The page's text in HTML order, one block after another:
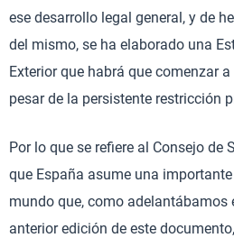
ese desarrollo legal general, y de
del mismo, se ha elaborado una
Exterior que habrá que comenzar
pesar de la persistente restricción
Por lo que se refiere al Consejo de
que España asume una
mundo que, como adelantábamos
anterior edición de este